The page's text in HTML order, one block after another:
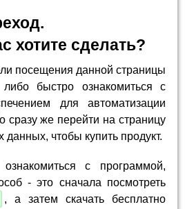
хотите сделать?
посещения данной страницы
быстро ознакомиться с
для автоматизации
сразу же перейти на страницу
данных, чтобы купить продукт.
с программой,
- это сначала посмотреть
, а затем скачать бесплатно